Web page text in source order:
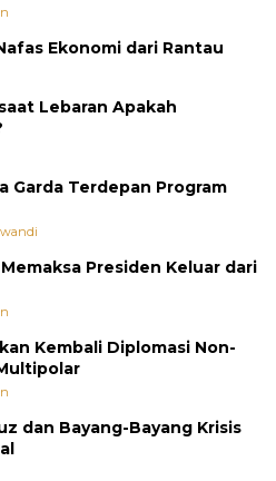
Ekonomi dari Rantau
Lebaran Apakah
Garda Terdepan Program
Presiden Keluar dari
Kembali Diplomasi Non-
dan Bayang-Bayang Krisis